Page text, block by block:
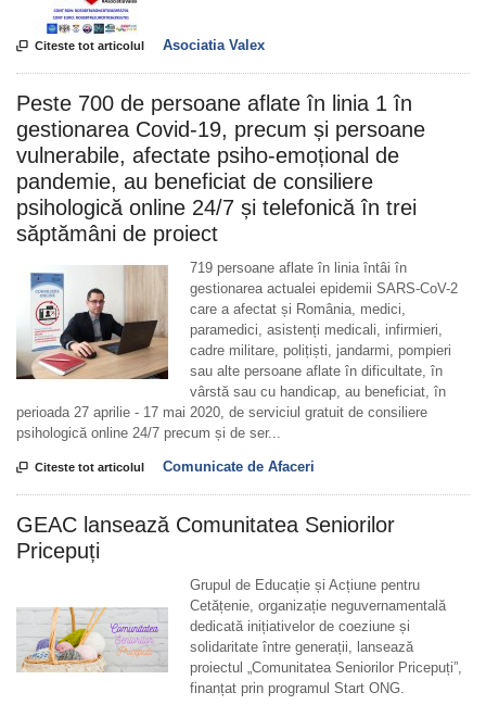
 Citeste tot articolul Asociatia Valex
Peste 700 de persoane aflate în linia 1 în
gestionarea Covid-19, precum și persoane
vulnerabile, afectate psiho-emoțional de
pandemie, au beneficiat de consiliere
psihologică online 24/7 și telefonică în trei
săptămâni de proiect
719 persoane aflate în linia întâi în
gestionarea actualei epidemii SARS-CoV-2
care a afectat și România, medici,
paramedici, asistenți medicali, infirmieri,
cadre militare, polițiști, jandarmi, pompieri
sau alte persoane aflate în dificultate, în
vârstă sau cu handicap, au beneficiat, în
perioada 27 aprilie - 17 mai 2020, de serviciul gratuit de consiliere
psihologică online 24/7 precum și de ser...
 Citeste tot articolul Comunicate de Afaceri
GEAC lansează Comunitatea Seniorilor
Pricepuți
Grupul de Educație și Acțiune pentru
Cetățenie, organizație neguvernamentală
dedicată inițiativelor de coeziune și
solidaritate între generații, lansează
proiectul „Comunitatea Seniorilor Pricepuți”,
finanțat prin programul Start ONG.